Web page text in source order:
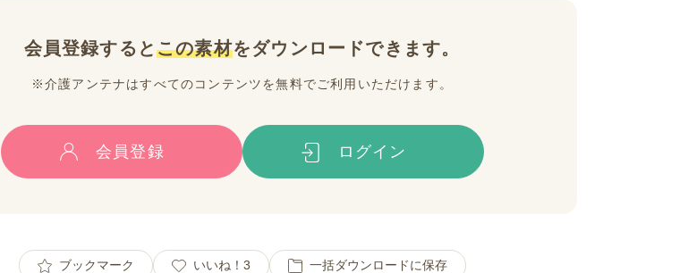
会員登録するとこの素材をダウンロードできます。
※介護アンテナはすべてのコンテンツを無料でご利用いただけます。
会員登録 ログイン
ブックマーク いいね！ 3 一括ダウンロードに保存